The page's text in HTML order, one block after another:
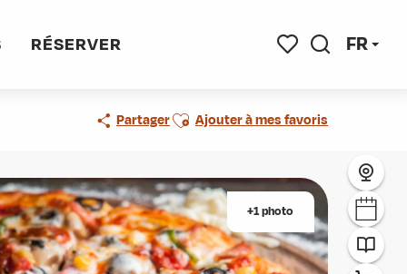
FR
RÉSERVER
PartagerAjouter aux favoris
Ajouter à mes favoris
+1 photo